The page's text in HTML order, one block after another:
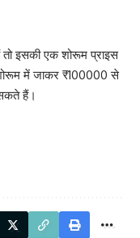
इसकी एक शोरूम प्राइस
में जाकर ₹100000 से
हैं।